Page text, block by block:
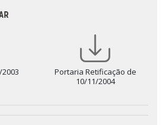
Portaria Retificação de
10/11/2004